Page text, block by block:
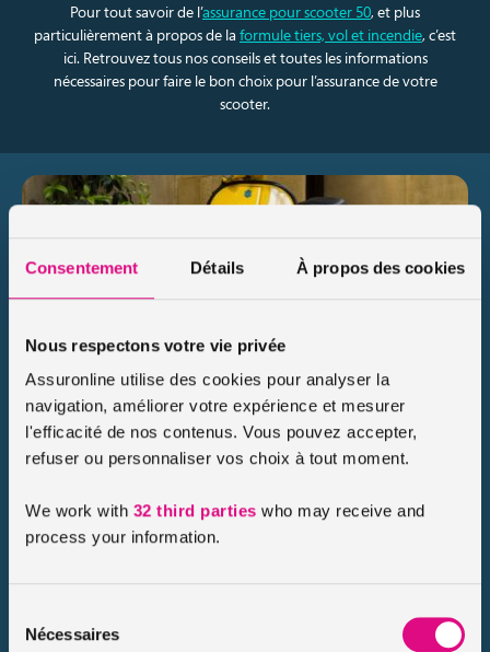
Consentement Détails À propos des cookies
Nous respectons votre vie privée
Assuronline utilise des cookies pour analyser la
navigation, améliorer votre expérience et mesurer
l'efficacité de nos contenus. Vous pouvez accepter,
refuser ou personnaliser vos choix à tout moment.
We work with 32 third parties who may receive and
process your information.
Nécessaires
Pour tout savoir de l’assurance pour scooter 50, et plus
particulièrement à propos de la formule tiers, vol et incendie, c’est
ici. Retrouvez tous nos conseils et toutes les informations
nécessaires pour faire le bon choix pour l’assurance de votre
scooter.
Scooter 50cc : Quel est le prix ?
Publié le 2022-11-04
Le scooter 50cc, est un véhicule facilement manœuvrable et
accessible jeune. C’est une solution de mobilité extrêmement
pratique qui convient à énormément de profils de
conducteurs. Très fonctionnel, il détient […]
Lire le conseil